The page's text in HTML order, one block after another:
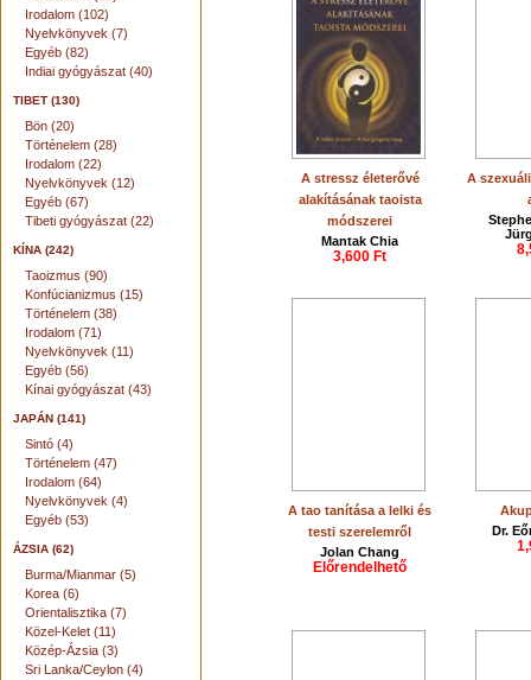
Irodalom (102)
Nyelvkönyvek (7)
Egyéb (82)
Indiai gyógyászat (40)
TIBET (130)
Bön (20)
Történelem (28)
Irodalom (22)
Nyelvkönyvek (12)
Egyéb (67)
Tibeti gyógyászat (22)
KÍNA (242)
Taoizmus (90)
Konfúcianizmus (15)
Történelem (38)
Irodalom (71)
Nyelvkönyvek (11)
Egyéb (56)
Kínai gyógyászat (43)
JAPÁN (141)
Sintó (4)
Történelem (47)
Irodalom (64)
Nyelvkönyvek (4)
Egyéb (53)
ÁZSIA (62)
Burma/Mianmar (5)
Korea (6)
Orientalisztika (7)
Közel-Kelet (11)
Közép-Ázsia (3)
Sri Lanka/Ceylon (4)
A stressz életerővé
alakításának taoista
módszerei
Mantak Chia
3,600 Ft
A
A tao tanítása a lelki és
testi szerelemről
Jolan Chang
Előrendelhető
Dr.